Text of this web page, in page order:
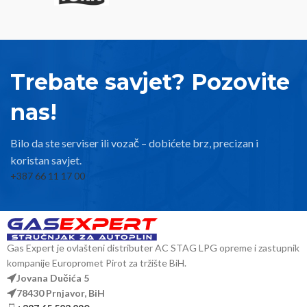
LPG sisteme u vozilima. Ugrađeni
– automatski prekid punjenja na
80% kapaciteta,
– sigurnosni ventil za prekomjeran
– nepovratni ventil,
– elektromagnet za prekid dovoda
plina kad motor nije aktivan,
količine plina u rezervoaru.
Tehničke karakteristike:
Tip: H180/0 (horizontalni, ugao 0°)
Visina boce: 180 mm
Trebate savjet? Pozovite
nas!
Bilo da ste serviser ili vozač – dobićete brz, precizan i
koristan savjet.
+387 66 11 17 00
Gas Expert je ovlašteni distributer AC STAG LPG opreme i zastupnik
kompanije Europromet Pirot za tržište BiH.
Jovana Dučića 5
78430 Prnjavor, BiH